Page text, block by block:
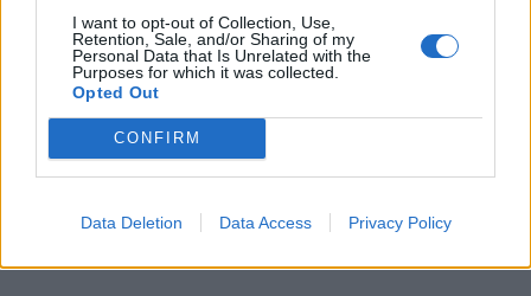
I want to opt-out of Collection, Use,
Retention, Sale, and/or Sharing of my
Personal Data that Is Unrelated with the
Purposes for which it was collected.
Opted Out
CONFIRM
Data Deletion Data Access Privacy Policy
kötéslistái
Előfizetés
MÁR ELŐFIZETŐNK VAGY?